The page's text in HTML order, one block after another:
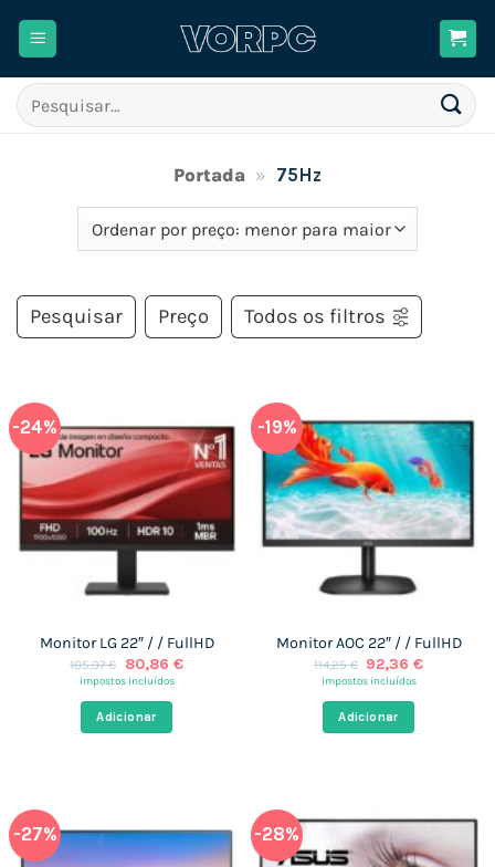
Pesquisar
por:
Portada » 75Hz
Pesquisar Preço Todos os filtros
-24%
Monitor LG 22″ / / FullHD
105,97€
O
preço
era:
105,97 €.
80,86 €O
impostos incluídos
Adicionar
-19%
Monitor AOC 22″ / / FullHD
114,25€ O
preço
era:
114,25 €.
92,36€O
impostos incluídos
Adicionar
-27% -28%